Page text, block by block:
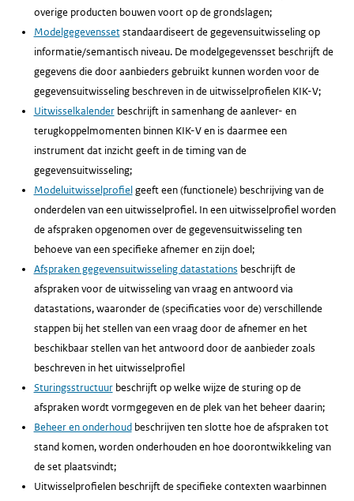
overige producten bouwen voort op de grondslagen;
Modelgegevenssetstandaardiseert de gegevensuitwisseling op
informatie/semantisch niveau. De modelgegevensset beschrijft de
gegevens die door aanbieders gebruikt kunnen worden voor de
gegevensuitwisseling beschreven in de uitwisselprofielen KIK-V;
Uitwisselkalenderbeschrijft in samenhang de aanlever- en
terugkoppelmomenten binnen KIK-V en is daarmee een
instrument dat inzicht geeft in de timing van de
gegevensuitwisseling;
Modeluitwisselprofielgeeft een (functionele) beschrijving van de
onderdelen van een uitwisselprofiel. In een uitwisselprofiel worden
de afspraken opgenomen over de gegevensuitwisseling ten
behoeve van een specifieke afnemer en zijn doel;
Afspraken gegevensuitwisseling datastations beschrijft de
afspraken voor de uitwisseling van vraag en antwoord via
datastations, waaronder de (specificaties voor de) verschillende
stappen bij het stellen van een vraag door de afnemer en het
beschikbaar stellen van het antwoord door de aanbieder zoals
beschreven in het uitwisselprofiel
Sturingsstructuurbeschrijft op welke wijze de sturing op de
afspraken wordt vormgegeven en de plek van het beheer daarin;
Beheer en onderhoudbeschrijven ten slotte hoe de afspraken tot
stand komen, worden onderhouden en hoe doorontwikkeling van
de set plaatsvindt;
Uitwisselprofielen beschrijft de specifieke contexten waarbinnen